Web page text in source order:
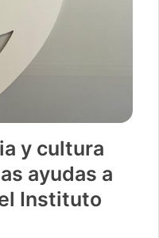
y cultura
ayudas a
Instituto